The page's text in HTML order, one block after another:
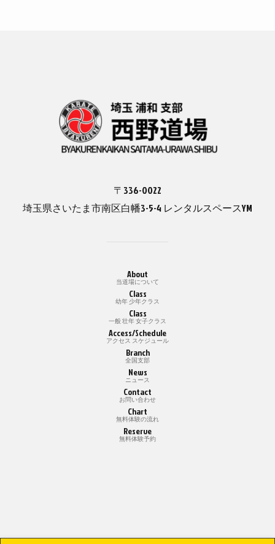
〒336-0022
埼玉県さいたま市南区白幡3-5-4 レンタルスペースYM
About
当道場について
Class
幼年 少年クラス
Class
一般 壮年 女子クラス
Access/Schedule
アクセス スケジュール
Branch
全国支部
News
ニュース
Contact
お問い合わせ
Chart
無料体験の流れ
Reserve
無料体験予約